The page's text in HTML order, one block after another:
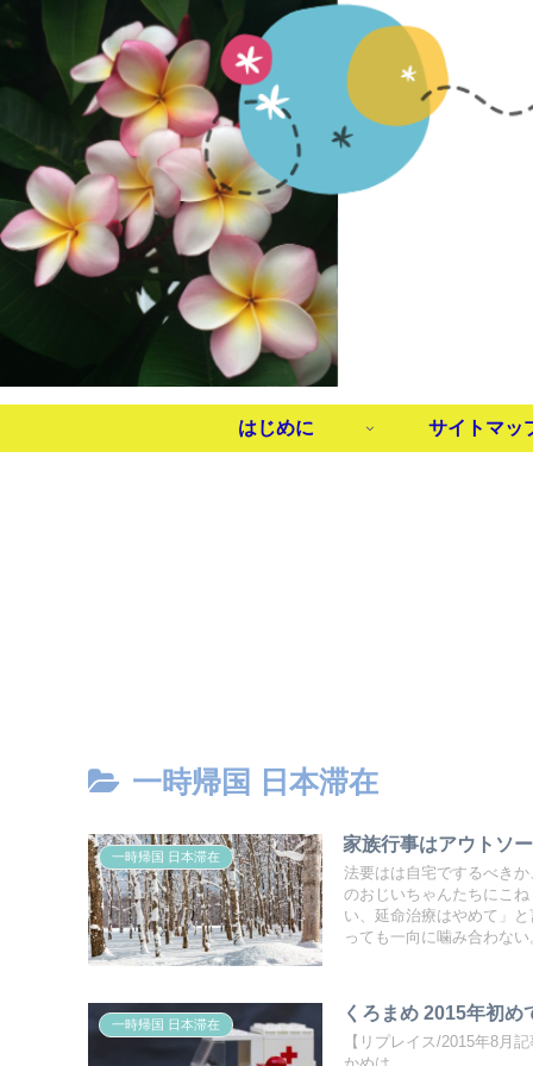
はじめに サイトマッ
一時帰国 日本滞在
一時帰国 日本滞在
家族行事はアウトソ
法要はは自宅でするべき
のおじいちゃんたちにこ
い、延命治療はやめて」
っても一向に噛み合わない
一時帰国 日本滞在
くろまめ 2015年初
【リプレイス/2015年8月